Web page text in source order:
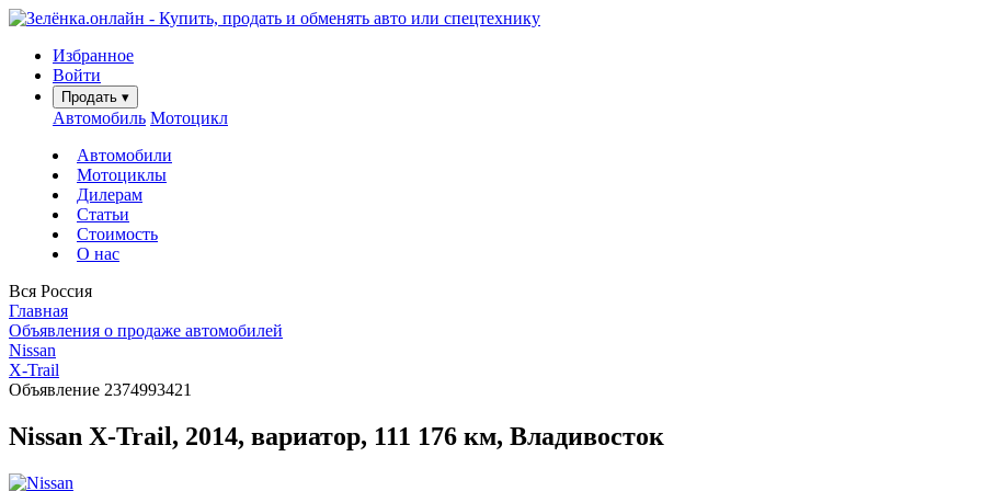
Избранное
Войти
Продать ▾
Автомобиль Мотоцикл
Автомобили
Мотоциклы
Дилерам
Статьи
Стоимость
О нас
Вся Россия
Главная
Объявления о продаже автомобилей
Nissan
X-Trail
Объявление 2374993421
Nissan X-Trail, 2014, вариатор, 111 176 км, Владивосток